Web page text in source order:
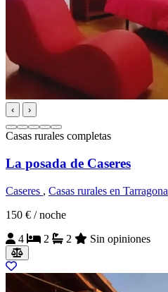
‹ ›
Casas rurales completas
La posada de Caseres
Caseres , Casas rurales en Tarragona
150 € / noche
4
2 2 Sin opiniones